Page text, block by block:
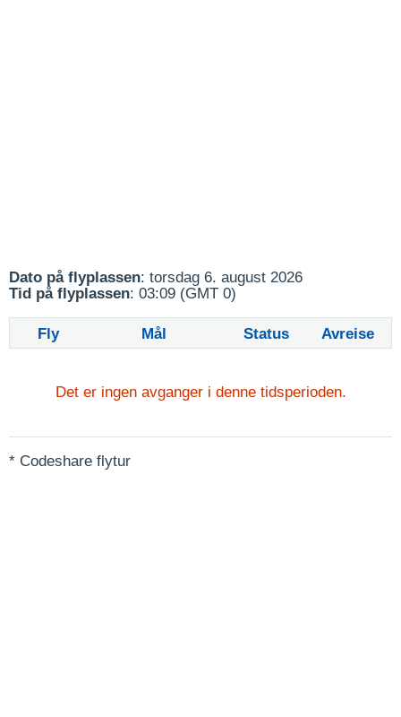
Dato på flyplassen: torsdag 6. august 2026
Tid på flyplassen: 03:09 (GMT 0)
Fly Mål Status Avreise
Det er ingen avganger i denne tidsperioden.
* Codeshare flytur